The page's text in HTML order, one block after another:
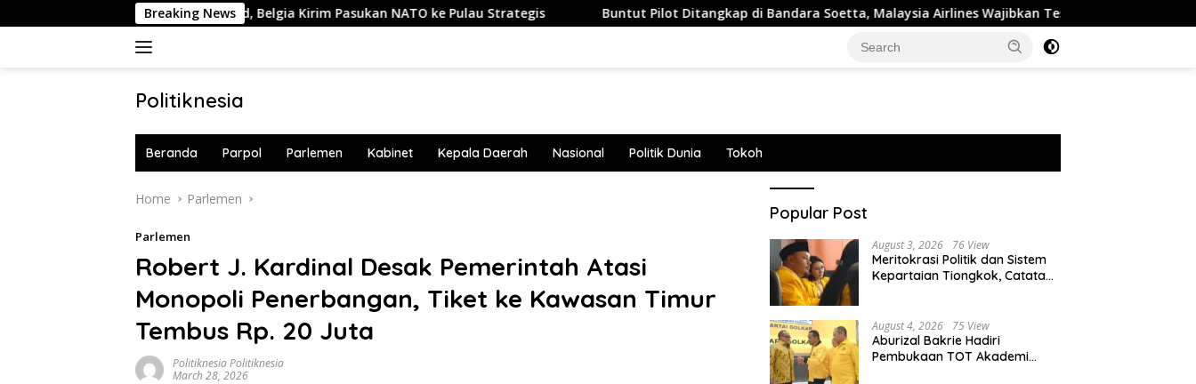
to
Breaking News
Caplok Greenland, Belgia Kirim Pasukan NATO ke Pulau Strategis Buntut Pilot Ditangkap di Bandara Soetta, Malaysia Airlines Wajibkan Tes Narkoba 1.260 Pilot
Politiknesia
Beranda Parpol Parlemen Kabinet Kepala Daerah Nasional Politik Dunia Tokoh
Home Parlemen
Parlemen
Robert J. Kardinal Desak Pemerintah Atasi
Monopoli Penerbangan, Tiket ke Kawasan Timur
Tembus Rp. 20 Juta
Politiknesia Politiknesia
March 28, 2026
Popular Post
August 3, 2026 76 View
Meritokrasi Politik dan Sistem
Kepartaian Tiongkok, Catatan
August 4, 2026 75 View
Aburizal Bakrie Hadiri
Pembukaan TOT Akademi